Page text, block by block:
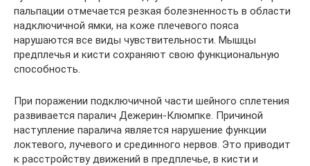
пальпации отмечается резкая болезненность в области
надключичной ямки, на коже плечевого пояса
нарушаются все виды чувствительности. Мышцы
предплечья и кисти сохраняют свою функциональную
способность.
При поражении подключичной части шейного сплетения
развивается паралич Дежерин-Клюмпке. Причиной
наступление паралича является нарушение функции
локтевого, лучевого и срединного нервов. Это приводит
к расстройству движений в предплечье, в кисти и